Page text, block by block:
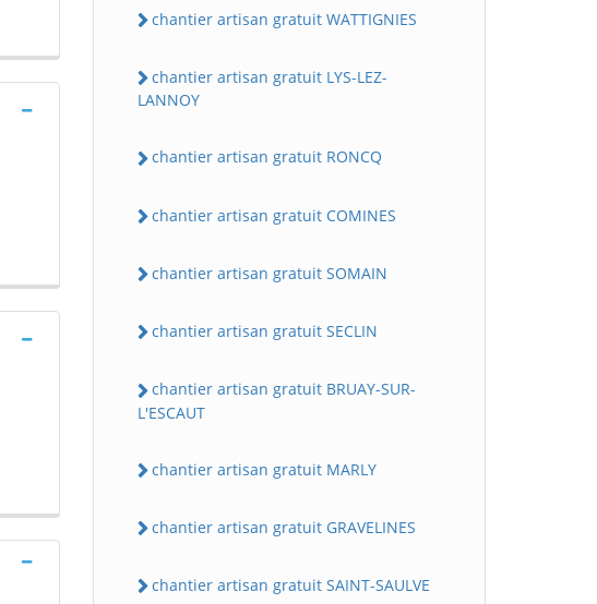
chantier artisan gratuit WATTIGNIES
chantier artisan gratuit LYS-LEZ-
LANNOY
chantier artisan gratuit RONCQ
chantier artisan gratuit COMINES
chantier artisan gratuit SOMAIN
chantier artisan gratuit SECLIN
chantier artisan gratuit BRUAY-SUR-
L'ESCAUT
chantier artisan gratuit MARLY
chantier artisan gratuit GRAVELINES
chantier artisan gratuit SAINT-SAULVE